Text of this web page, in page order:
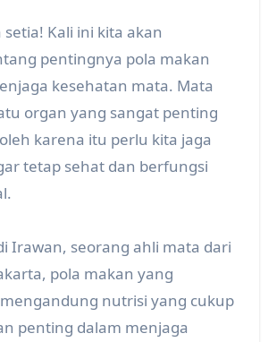
Kali ini kita akan
pentingnya pola makan
kesehatan mata. Mata
organ yang sangat penting
karena itu perlu kita jaga
tetap sehat dan berfungsi
Irawan, seorang ahli mata dari
pola makan yang
nutrisi yang cukup
penting dalam menjaga